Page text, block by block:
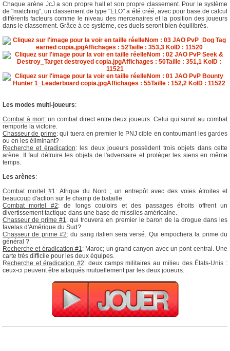
Chaque arène JcJ a son propre hall et son propre classement. Pour le système
de "matching", un classement de type "ELO" a été créé, avec pour base de calcul
différents facteurs comme le niveau des mercenaires et la position des joueurs
dans le classement. Grâce à ce système, ces duels seront bien équilibrés.
Les modes multi-joueurs:
Combat à mort: un combat direct entre deux joueurs. Celui qui survit au combat
remporte la victoire.
Chasseur de prime: qui tuera en premier le PNJ cible en contournant les gardes
ou en les éliminant?
Recherche et éradication: les deux joueurs possèdent trois objets dans cette
arène. Il faut détruire les objets de l'adversaire et protéger les siens en même
temps.
Les arènes:
Combat mortel #1: Afrique du Nord ; un entrepôt avec des voies étroites et
beaucoup d'action sur le champ de bataille.
Combat mortel #2: de longs couloirs et des passages étroits offrent un
divertissement tactique dans une base de missiles américaine.
Chasseur de prime #1: qui trouvera en premier le baron de la drogue dans les
favelas d'Amérique du Sud?
Chasseur de prime #2: du sang italien sera versé. Qui empochera la prime du
général ?
Recherche et éradication #1: Maroc; un grand canyon avec un pont central. Une
carte très difficile pour les deux équipes.
Recherche et éradication #2: deux camps militaires au milieu des États-Unis :
ceux-ci peuvent être attaqués mutuellement par les deux joueurs.